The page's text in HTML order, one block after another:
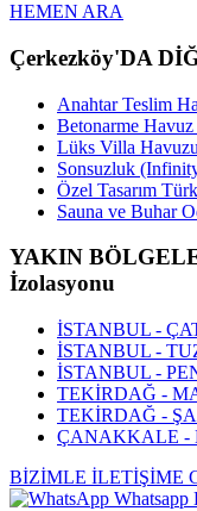
HEMEN ARA
Çerkezköy'DA
Anahtar Teslim
Betonarme Havuz
Lüks Villa
Sonsuzluk
Özel Tasarım
Sauna ve Buhar
YAKIN
İzolasyonu
İSTANBUL -
İSTANBUL -
İSTANBUL -
TEKİRDAĞ -
TEKİRDAĞ -
ÇANAKKALE -
BİZİMLE İLETİŞİME
Whatsapp